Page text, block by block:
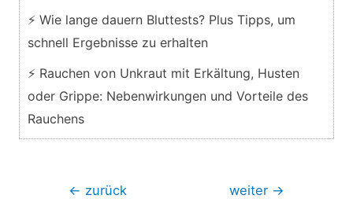
⚡ Wie lange dauern Bluttests? Plus Tipps, um
schnell Ergebnisse zu erhalten
⚡ Rauchen von Unkraut mit Erkältung, Husten
oder Grippe: Nebenwirkungen und Vorteile des
Rauchens
Beitragsnavigation
← zurück weiter →